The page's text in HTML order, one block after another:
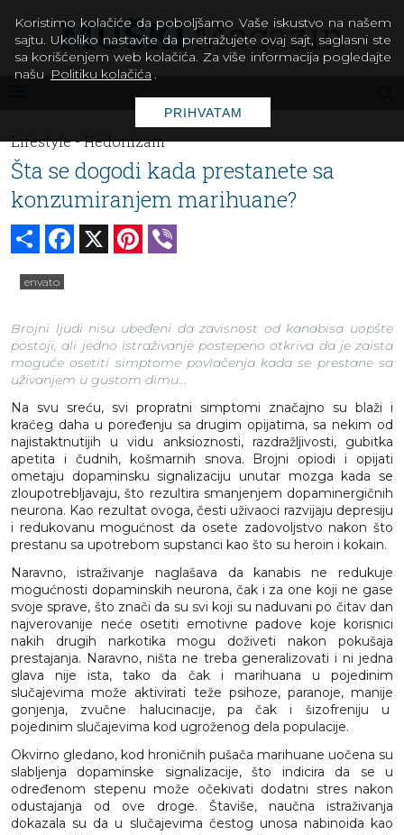
Lifestyle -Hedonizam
Šta se dogodi kada prestanete sa
konzumiranjem marihuane?
Share Facebook Pinterest
envato
Brojni ljudi nisu ubeđeni da zavisnost od kanabisa uopšte
postoji, ali jedno istraživanje postepeno otkriva da je zaista
moguće osetiti simptome povlačenja kada se prestane sa
uživanjem u gustom dimu...
Na svu sreću, svi propratni simptomi značajno su blaži i
kraćeg daha u poređenju sa drugim opijatima, sa nekim od
najistaktnutijih u vidu anksioznosti, razdražljivosti, gubitka
apetita i čudnih, košmarnih snova. Brojni opiodi i opijati
ometaju dopaminsku signalizaciju unutar mozga kada se
zloupotrebljavaju, što rezultira smanjenjem dopaminergičnih
neurona. Kao rezultat ovoga, česti uživaoci razvijaju depresiju
i redukovanu mogućnost da osete zadovoljstvo nakon što
prestanu sa upotrebom supstanci kao što su heroin i kokain.
Naravno, istraživanje naglašava da kanabis ne redukuje
mogućnosti dopaminskih neurona, čak i za one koji ne gase
svoje sprave, što znači da su svi koji su naduvani po čitav dan
najverovanije neće osetiti emotivne padove koje korisnici
nakih drugih narkotika mogu doživeti nakon pokušaja
prestajanja. Naravno, ništa ne treba generalizovati i ni jedna
glava nije ista, tako da čak i marihuana u pojedinim
slučajevima može aktivirati teže psihoze, paranoje, manije
gonjenja, zvučne halucinacije, pa čak i šizofreniju u
pojedinim slučajevima kod ugroženog dela populacije.
Okvirno gledano, kod hroničnih pušača marihuane uočena su
slabljenja dopaminske signalizacije, što indicira da se u
određenom stepenu može očekivati dodatni stres nakon
odustajanja od ove droge. Štaviše, naučna istraživanja
dokazala su da u slučajevima čestog unosa nabinoida kao
Koristimo kolačiće da poboljšamo Vaše iskustvo na našem
sajtu. Ukoliko nastavite da pretražujete ovaj sajt, saglasni ste
sa korišćenjem web kolačića. Za više informacija pogledajte
našu Politiku kolačića .
PRIHVATAM